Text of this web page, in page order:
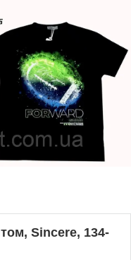
Sincere, 134-